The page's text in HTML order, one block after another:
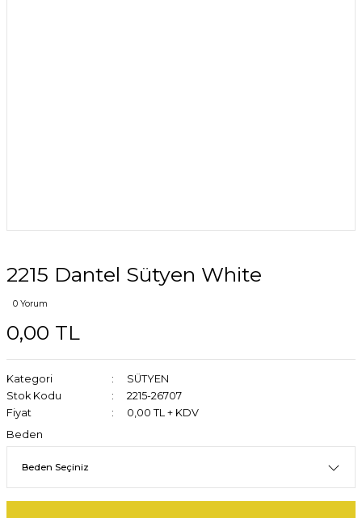
2215 Dantel Sütyen White
0 Yorum
0,00 TL
Kategori
SÜTYEN
Stok Kodu
2215-26707
Fiyat
0,00 TL + KDV
Beden